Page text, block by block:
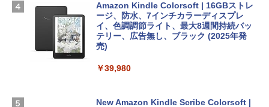
￥347,600
【Amazon.co.jp限定】 HP ノートパソコ
SSD インテル Core 5
ラインコード版
￥1,600
ト): Java & Bedrock Edition | オンライ
￥3,600
￥2,326
FM TOWNS ハイパー・カタログ: 本体ハ
ェクトリストと最新エミュレータ紹介
Amazon Kindle Colorsoft | 16GBストレ
ージ、防水、7インチカラーディスプレ
イ、色調調節ライト、最大8週間持続バッ
テリー、広告無し、ブラック (2025年発
売)
￥39,980
New Amazon Kindle Scribe Colorsoft |